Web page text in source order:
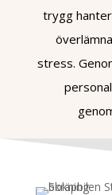
trygg
stress.